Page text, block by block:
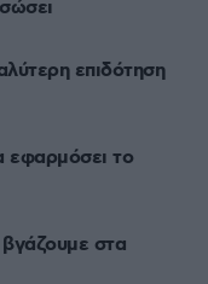
επιδότηση
εφαρμόσει το
στα